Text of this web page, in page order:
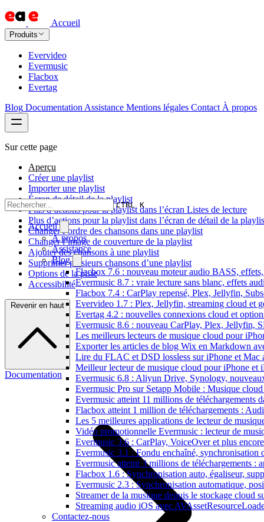
Accueil
Produits
Evervideo
Evermusic
Flacbox
Evertag
Blog Documentation Assistance Mentions légales Contact À propos
CTRL K
Accueil
À propos
Assistance
Blog
Flacbox 7.6 : nouveau moteur audio BASS,
Evermusic 8.7 : vraie lecture sans blanc, effets
Flacbox 7.4 : CarPlay repensé, Plex, Jellyfin,
Evervideo 1.7 : Plex, Jellyfin, streaming cloud et
Evertag 4.2 : nouvelles connexions cloud et
Evermusic 8.6 : nouveau CarPlay, Plex, Jellyfin,
Les meilleurs lecteurs de musique cloud pour
Exporter les articles de blog Wix en Markdown
Lire du FLAC et DSD lossless sur iPhone et Mac
Meilleur lecteur de musique cloud pour iPhone et
Evermusic 6.8 : Aliyun Drive, Synology,
Evermusic Pro sur Setapp Mobile : Musique
Evermusic atteint 11 millions de téléchargements
Flacbox atteint 1 million de téléchargements :
Les 5 meilleures applications de lecteur de
Vidéo promotionnelle Evermusic : lecteur de
Evermusic 3.6 : CarPlay, VoiceOver et plus encore
Evermusic 3.1 : Fondu enchaîné, synchronisation
Evermusic atteint 3 millions de téléchargements :
Flacbox 1.6 : Synchronisation auto, égaliseur,
Evermusic 2.3 : Synchronisation automatique,
Streamer de la musique depuis le stockage cloud
Streaming audio iOS avec
Contactez-nous
Sur cette page
Aperçu
Créer une playlist
Importer une playlist
Écran de détail de la playlist
Plus d’actions pour la playlist dans l’écran Listes de lecture
Plus d’actions pour la playlist dans l’écran de détail de la
Changer l’ordre des chansons dans une playlist
Changer l’image de couverture de la playlist
Ajouter des chansons à une playlist
Supprimer plusieurs chansons d’une playlist
Options de la piste
Accessibilité
Revenir en haut
Documentation